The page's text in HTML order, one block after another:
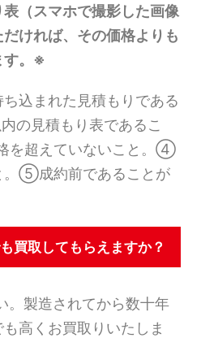
（スマホで撮影した画像
ければ、その価格よりも
す。※
込まれた見積もりである
の見積もり表であるこ
を超えていないこと。④
。⑤成約前であることが
買取してもらえますか？
製造されてから数十年
高くお買取りいたしま